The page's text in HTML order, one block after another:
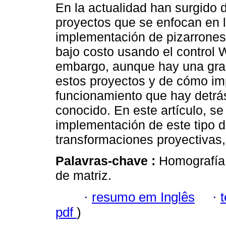
En la actualidad han surgido
proyectos que se enfocan en
implementación de
bajo costo usando el control
embargo, aunque hay una
estos proyectos y de cómo
funcionamiento que hay
conocido. En este artículo,
implementación de este tipo
transformaciones
Palavras-chave :
de matriz.
· resumo em Inglês ·
pdf )